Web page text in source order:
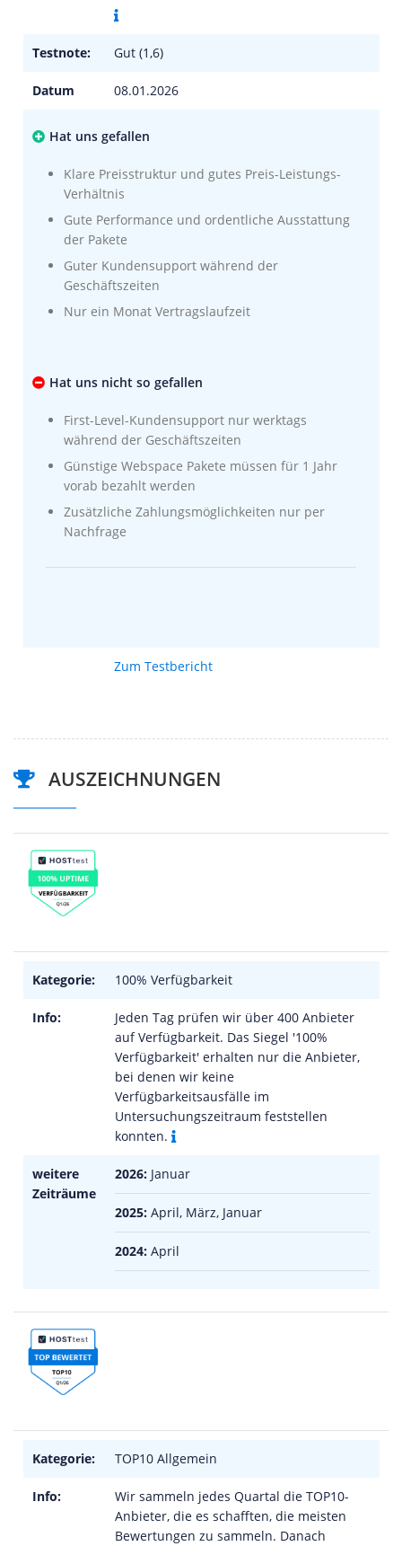
Testnote: Gut (1,6)
Datum 08.01.2026
Hat uns gefallen
Klare Preisstruktur und gutes Preis-Leistungs-
Verhältnis
Gute Performance und ordentliche Ausstattung
der Pakete
Guter Kundensupport während der
Geschäftszeiten
Nur ein Monat Vertragslaufzeit
Hat uns nicht so gefallen
First-Level-Kundensupport nur werktags
während der Geschäftszeiten
Günstige Webspace Pakete müssen für 1 Jahr
vorab bezahlt werden
Zusätzliche Zahlungsmöglichkeiten nur per
Nachfrage
Zum Testbericht
AUSZEICHNUNGEN
Kategorie: 100% Verfügbarkeit
Info:
Jeden Tag prüfen wir über 400 Anbieter
auf Verfügbarkeit. Das Siegel '100%
Verfügbarkeit' erhalten nur die Anbieter,
bei denen wir keine
Verfügbarkeitsausfälle im
Untersuchungszeitraum feststellen
konnten.
weitere
Zeiträume
2026: Januar
2025: April, März, Januar
2024: April
Kategorie: TOP10 Allgemein
Info:
Wir sammeln jedes Quartal die TOP10-
Anbieter, die es schafften, die meisten
Bewertungen zu sammeln. Danach